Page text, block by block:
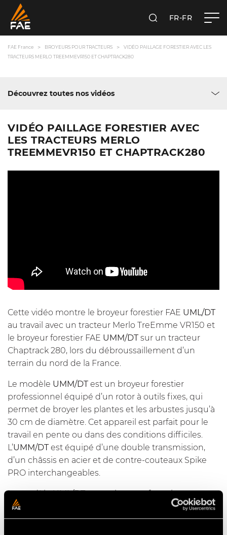
RECHERCHER
FR-FR
FAE France BROYEURS POUR TRACTEURS
VIDÉO PAILLAGE FORESTIER AVEC LES
TRACTEURS MERLO TREEMMEVR150 ET CHAPTRACK280
Découvrez toutes nos vidéos
VIDÉO PAILLAGE FORESTIER AVEC
LES TRACTEURS MERLO
TREEMMEVR150 ET CHAPTRACK280
Cette vidéo montre le broyeur forestier FAE UML/DT
au travail avec un tracteur Merlo TreEmme VR150 et
le broyeur forestier FAE UMM/DTsur un tracteur
Chaptrack 280, lors du débroussaillement d’un
terrain du nord de la France.
Le modèle UMM/DTest un broyeur forestier
professionnel équipé d’un rotor à outils fixes, qui
permet de broyer les plantes et les arbustes jusqu’à
30 cm de diamètre. Cet appareil est parfait pour le
travail en pente ou dans des conditions difficiles.
L’UMM/DTest équipé d’une double transmission,
d’un châssis en acier et de contre-couteaux Spike
PRO interchangeables.
Le modèleUML/DTest un broyeur forestier
hautement productif, dont le rotor à outils fixes est
capable de broyer les arbustes, plantes et